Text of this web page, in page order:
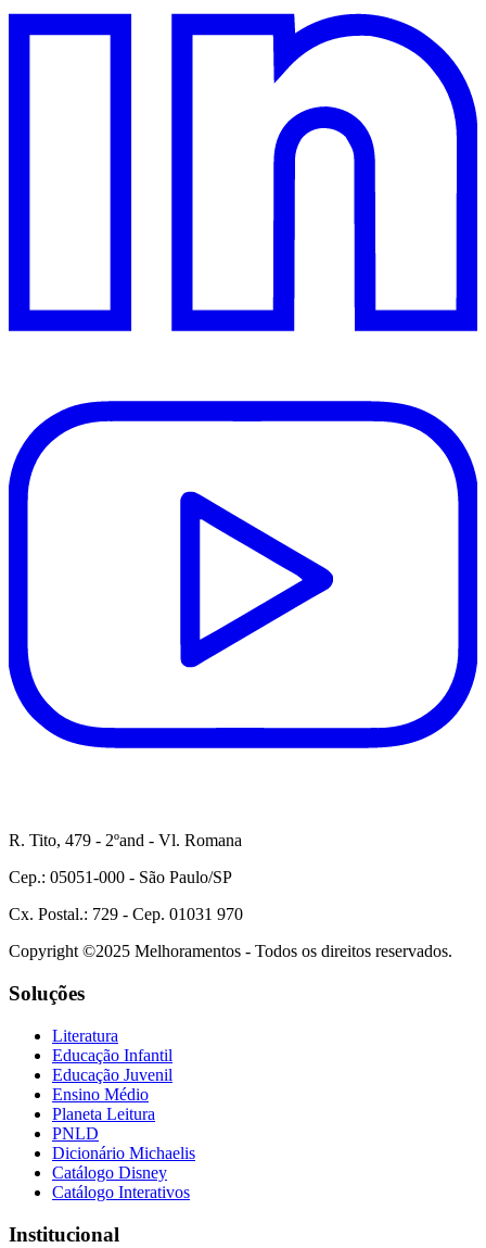
R. Tito, 479 - 2ºand - Vl. Romana
Cep.: 05051-000 - São Paulo/SP
Cx. Postal.: 729 - Cep. 01031 970
Copyright ©2025 Melhoramentos - Todos os direitos reservados.
Soluções
Literatura
Educação Infantil
Educação Juvenil
Ensino Médio
Planeta Leitura
PNLD
Dicionário Michaelis
Catálogo Disney
Catálogo Interativos
Institucional